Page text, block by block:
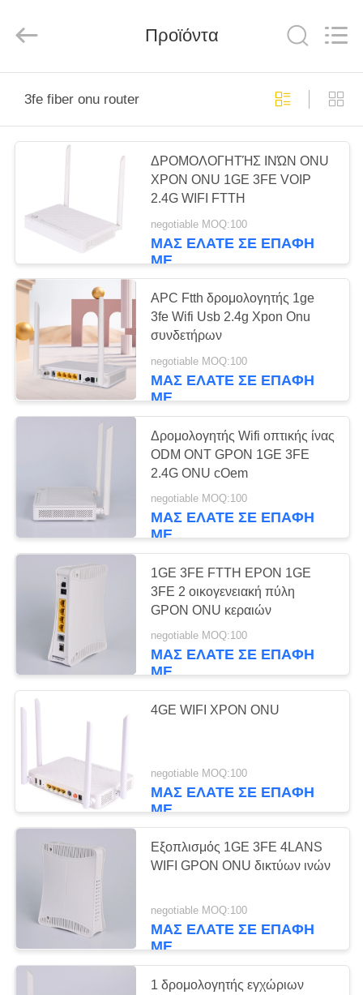
ΠΡΟΪΌΝΤΑ
ΕΜΕΊΣ
ΓΎΡΟΣ
ΕΡΓΟΣΤΑΣΊΩΝ
ΠΟΙΟΤΙΚΌΣ
ΈΛΕΓΧΟΣ
ΜΑΣ
ΕΠΑΦΉ
ΜΕ
ΖΗΤΉΣΤΕ
ΑΠΌΣΠΑΣΜΑ
SITEMAP
PRIVACY
POLICY
Ltd..
Προϊόντα
3fe fiber onu router
ΔΡΟΜΟΛΟΓΗΤΉΣ ΙΝΏΝ ONU
XPON ONU 1GE 3FE VOIP
2.4G WIFI FTTH
negotiable MOQ:100
ΜΑΣ ΕΛΆΤΕ ΣΕ ΕΠΑΦΉ
ΜΕ
APC Ftth δρομολογητής 1ge
3fe Wifi Usb 2.4g Xpon Onu
συνδετήρων
negotiable MOQ:100
ΜΑΣ ΕΛΆΤΕ ΣΕ ΕΠΑΦΉ
ΜΕ
Δρομολογητής Wifi οπτικής ίνας
ODM ONT GPON 1GE 3FE
2.4G ONU cOem
negotiable MOQ:100
ΜΑΣ ΕΛΆΤΕ ΣΕ ΕΠΑΦΉ
ΜΕ
1GE 3FE FTTH EPON 1GE
3FE 2 οικογενειακή πύλη
GPON ONU κεραιών
negotiable MOQ:100
ΜΑΣ ΕΛΆΤΕ ΣΕ ΕΠΑΦΉ
ΜΕ
4GE WIFI XPON ONU
negotiable MOQ:100
ΜΑΣ ΕΛΆΤΕ ΣΕ ΕΠΑΦΉ
ΜΕ
Εξοπλισμός 1GE 3FE 4LANS
WIFI GPON ONU δικτύων ινών
negotiable MOQ:100
ΜΑΣ ΕΛΆΤΕ ΣΕ ΕΠΑΦΉ
ΜΕ
1 δρομολογητής εγχώριων